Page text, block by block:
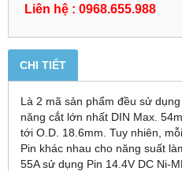
Liên hệ : 0968.655.988
CHI TIẾT
Là 2 mã sản phẩm đều sử
năng cắt lớn nhất DIN Max.
tới O.D. 18.6mm. Tuy nhiên,
Pin khác nhau cho năng suất
55A sử dụng Pin 14.4V DC Ni-